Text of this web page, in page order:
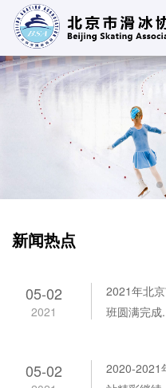
新闻热点
05-02
2021
2021年北
班圆满完成
05-02
2020-2021